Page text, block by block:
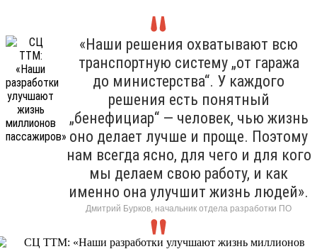
«Наши решения охватывают всю
транспортную систему „от гаража
до министерства“. У каждого
решения есть понятный
„бенефициар“ — человек, чью жизнь
оно делает лучше и проще. Поэтому
нам всегда ясно, для чего и для кого
мы делаем свою работу, и как
именно она улучшит жизнь людей».
Дмитрий Бурков, начальник отдела разработки ПО